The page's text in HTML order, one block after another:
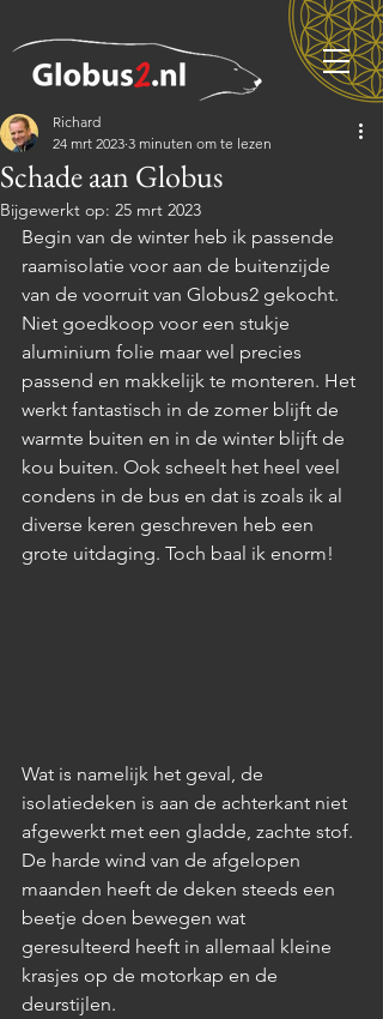
Schade aan Globus
Richard
24 mrt 2023 3 minuten om te lezen
Bijgewerkt op: 25 mrt 2023
Begin van de winter heb ik passende
raamisolatie voor aan de buitenzijde
van de voorruit van Globus2 gekocht.
Niet goedkoop voor een stukje
aluminium folie maar wel precies
passend en makkelijk te monteren. Het
werkt fantastisch in de zomer blijft de
warmte buiten en in de winter blijft de
kou buiten. Ook scheelt het heel veel
condens in de bus en dat is zoals ik al
diverse keren geschreven heb een
grote uitdaging. Toch baal ik enorm!
Wat is namelijk het geval, de
isolatiedeken is aan de achterkant niet
afgewerkt met een gladde, zachte stof.
De harde wind van de afgelopen
maanden heeft de deken steeds een
beetje doen bewegen wat
geresulteerd heeft in allemaal kleine
krasjes op de motorkap en de
deurstijlen.